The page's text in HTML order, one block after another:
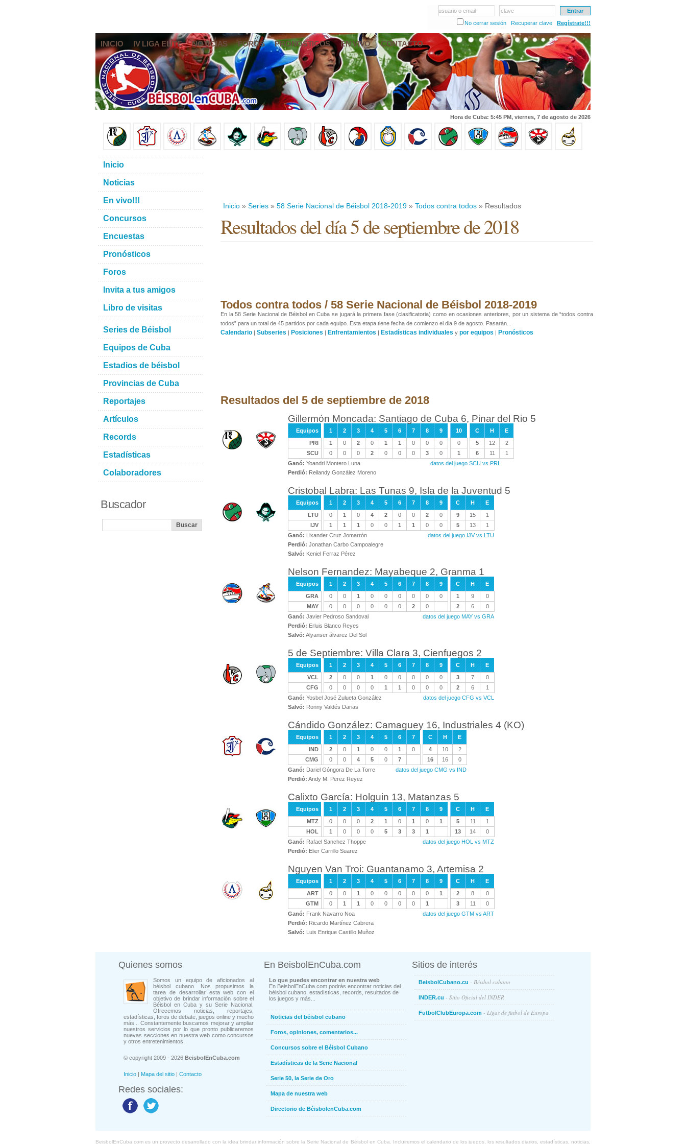
usuario o email
clave
No cerrar sesión
Recuperar clave Regístrate!!!
INICIO IV LIGA ELITE NOTICIAS FOROS PRONÓSTICOS EN VIVO CONTACTO
Hora de Cuba: 5:45 PM, viernes, 7 de agosto de 2026
Inicio » Series » 58 Serie Nacional de Béisbol 2018-2019 » Todos contra todos » Resultados
Resultados del día 5 de septiembre de 2018
Todos contra todos / 58 Serie Nacional de Béisbol 2018-2019
En la 58 Serie Nacional de Béisbol en Cuba se jugará la primera fase (clasificatoria) como en ocasiones anteriores, por un sistema de “todos contra
todos” para un total de 45 partidos por cada equipo. Esta etapa tiene fecha de comienzo el dia 9 de agosto. Pasarán...
Calendario | Subseries | Posiciones | Enfrentamientos | Estadísticas individuales y por equipos | Pronósticos
Resultados del 5 de septiembre de 2018
Gillermón Moncada: Santiago de Cuba 6, Pinar del Rio 5
Equipos 1 2 3 4 5 6 7 8 9 10 C H
E
PRI
1 0 2 0 1 1 0 0 0 0 5 12
2
SCU
0 0 0 2 0 0 0 3 0 1 6 11
1
datos del juego SCU vs PRI
Ganó: Yoandri Montero Luna
Perdió: Reilandy González Moreno
Cristobal Labra: Las Tunas 9, Isla de la Juventud 5
Equipos 1 2 3 4 5 6 7 8 9 C H
E
LTU
0 1 0 4 2 0 0 2 0 9 15
1
IJV
1 1 1 0 0 1 1 0 0 5 13
1
datos del juego IJV vs LTU
Ganó: Lixander Cruz Jomarrón
Perdió: Jonathan Carbo Campoalegre
Salvó: Keniel Ferraz Pérez
Nelson Fernandez: Mayabeque 2, Granma 1
Equipos 1 2 3 4 5 6 7 8 9 C H
E
GRA
0 0 1 0 0 0 0 0 0 1 9
0
MAY
0 0 0 0 0 0 2 0 2 6
0
datos del juego MAY vs GRA
Ganó: Javier Pedroso Sandoval
Perdió: Erluis Blanco Reyes
Salvó: Alyanser álvarez Del Sol
5 de Septiembre: Villa Clara 3, Cienfuegos 2
Equipos 1 2 3 4 5 6 7 8 9 C H
E
VCL
2 0 0 1 0 0 0 0 0 3 7
0
CFG
0 0 0 0 1 1 0 0 0 2 6
1
datos del juego CFG vs VCL
Ganó: Yosbel José Zulueta González
Salvó: Ronny Valdés Darias
Cándido González: Camaguey 16, Industriales 4 (KO)
Equipos 1 2 3 4 5 6 7 C H
E
IND
2 0 1 0 0 1 0 4 10
2
CMG
0 0 4 5 0 7 16 16
0
datos del juego CMG vs IND
Ganó: Dariel Góngora De La Torre
Perdió: Andy M. Perez Reyez
Calixto García: Holguin 13, Matanzas 5
Equipos 1 2 3 4 5 6 7 8 9 C H
E
MTZ
0 0 0 2 1 0 1 0 1 5 11
1
HOL
1 0 0 0 5 3 3 1 13 14
0
datos del juego HOL vs MTZ
Ganó: Rafael Sanchez Thoppe
Perdió: Elier Carrillo Suarez
Nguyen Van Troi: Guantanamo 3, Artemisa 2
Equipos 1 2 3 4 5 6 7 8 9 C H
E
ART
0 0 1 0 0 0 0 0 1 2 8
0
GTM
0 1 1 0 0 0 0 1 3 11
0
datos del juego GTM vs ART
Ganó: Frank Navarro Noa
Perdió: Ricardo Martínez Cabrera
Salvó: Luis Enrique Castillo Muñoz
Inicio
Noticias
En vivo!!!
Concursos
Encuestas
Pronósticos
Foros
Invita a tus amigos
Libro de visitas
Series de Béisbol
Equipos de Cuba
Estadios de béisbol
Provincias de Cuba
Reportajes
Artículos
Records
Estadísticas
Colaboradores
Buscador
Quienes somos
Somos un equipo de aficionados al
béisbol cubano. Nos propusimos la
tarea de desarrollar esta web con el
objetivo de brindar información sobre el
Béisbol en Cuba y su Serie Nacional.
Ofrecemos noticias, reportajes,
estadísticas, foros de debate, juegos online y mucho
más... Constantemente buscamos mejorar y ampliar
nuestros servicios por lo que pronto publicaremos
nuevas secciones en nuestra web como concursos
y otros entretenimientos.
© copyright 2009 - 2026 BeisbolEnCuba.com
Inicio | Mapa del sitio | Contacto
Redes sociales:
En BeisbolEnCuba.com
Lo que puedes encontrar en nuestra web
En BeisbolEnCuba.com podrás encontrar noticias del
béisbol cubano, estadísticas, records, resultados de
los juegos y más...
Noticias del béisbol cubano
Foros, opiniones, comentarios...
Concursos sobre el Béisbol Cubano
Estadísticas de la Serie Nacional
Serie 50, la Serie de Oro
Mapa de nuestra web
Directorio de BéisbolenCuba.com
Sitios de interés
BeisbolCubano.cu - Béisbol cubano
INDER.cu - Sitio Oficial del INDER
FutbolClubEuropa.com - Ligas de futbol de Europa
BeisbolEnCuba.com es un proyecto desarrollado con la idea brindar información sobre la Serie Nacional de Béisbol en Cuba. Incluiremos el calendario de los juegos, los resultados diarios, estadísticas, noticias,